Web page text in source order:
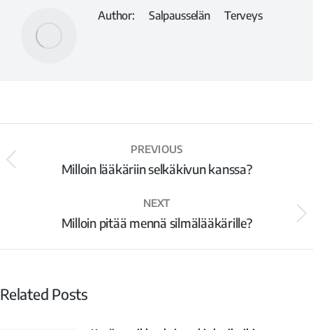
Author: Salpausselän Terveys
PREVIOUS
Milloin lääkäriin selkäkivun kanssa?
NEXT
Milloin pitää mennä silmälääkärille?
Related Posts